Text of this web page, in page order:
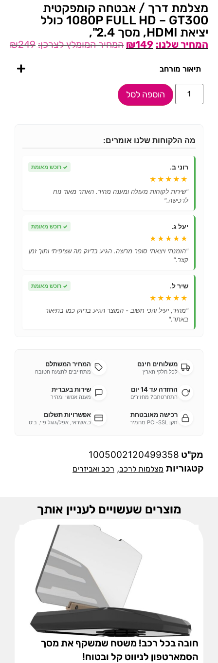
מצלמת דרך / אבטחה קומפקטית
1080P FULL HD – GT300 כולל
יציאת HDMI, מסך 2.4",
₪249 ₪149
תיאור מורחב
הוספה לסל
מה הלקוחות שלנו אומרים:
רוני ב. ✓ רוכש מאומת
★★★★★
"שירות לקוחות מעולה ומענה מהיר. האתר מאוד נוח
לרכישה."
יעל ג. ✓ רוכש מאומת
★★★★★
"הזמנתי ויצאתי סופר מרוצה. הגיע בדיוק מה שציפיתי ותוך זמן
קצר."
שיר ל. ✓ רוכש מאומת
★★★★★
"מהיר, יעיל והכי חשוב - המוצר הגיע בדיוק כמו בתיאור
באתר."
משלוחים חינם
לכל חלקי הארץ
המחיר המשתלם
מתחייבים להצעה הטובה
החזרה עד 14 יום
התחרטתם? מחזירים
שירות בעברית
מענה אנושי ומהיר
רכישה מאובטחת
תקן PCI-SSL מחמיר
אפשרויות תשלום
כ.אשראי, אפל/גוגל פיי, ביט
מק"ט 1005002120499358
קטגוריות מצלמות לרכב, רכב ואביזרים
מוצרים שעשויים לעניין אותך
חובה בכל רכב! משטח שמשקף את מסך
הסמארטפון לניווט קל ובטוח!